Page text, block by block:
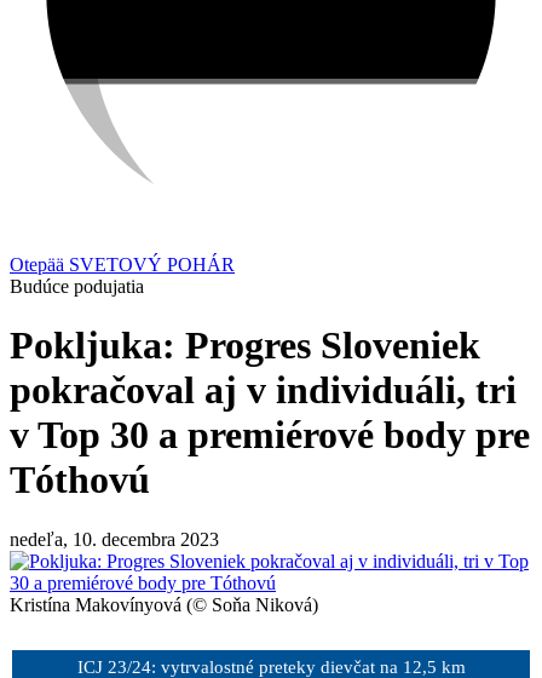
Otepää SVETOVÝ POHÁR
Budúce podujatia
Pokljuka: Progres Sloveniek
pokračoval aj v individuáli, tri
v Top 30 a premiérové body pre
Tóthovú
nedeľa, 10. decembra 2023
Kristína Makovínyová (© Soňa Niková)
ICJ 23/24: vytrvalostné preteky dievčat na 12,5 km